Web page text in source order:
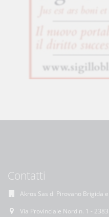
Contatti
Akros Sas di Pirovano Brigida e
Via Provinciale Nord n. 1 -